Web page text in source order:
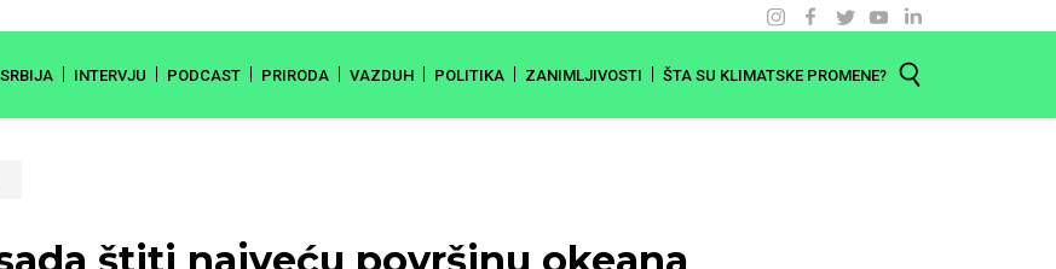
SRBIJA INTERVJU PODCAST PRIRODA VAZDUH POLITIKA ZANIMLJIVOSTI ŠTA SU KLIMATSKE PROMENE?